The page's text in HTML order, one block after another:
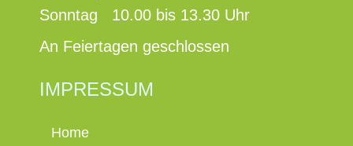
Sonntag 10.00 bis 13.30 Uhr
An Feiertagen geschlossen
IMPRESSUM
Home